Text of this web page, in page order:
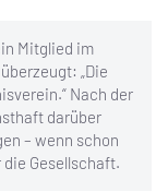
Mitglied im
„Die
Nach der
darüber
– wenn schon
Gesellschaft.